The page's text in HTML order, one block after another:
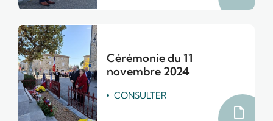
Cérémonie du 11
novembre 2024
CONSULTER